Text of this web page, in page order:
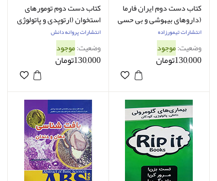
کتاب دست دوم ایران فارما
(داروهای بیهوشی و بی حسی
) سیدمحمدرضا هاشمیان -
کاملا نو
انتشارات تیمورزاده
وضعیت:موجود
130,000تومان
کتاب دست دوم تومورهای
استخوان (ارتوپدی و پاتولوژی
و رادیولوژی و کودکان) مهدی
ایزدی - کاملا نو
انتشارات پروانه دانش
وضعیت:موجود
130,000تومان